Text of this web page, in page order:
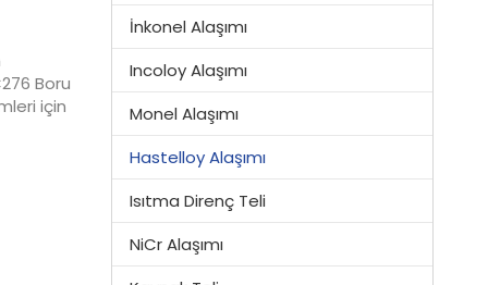
Boru
için
İnkonel Alaşımı
Incoloy Alaşımı
Monel Alaşımı
Hastelloy Alaşımı
Isıtma Direnç Teli
NiCr Alaşımı